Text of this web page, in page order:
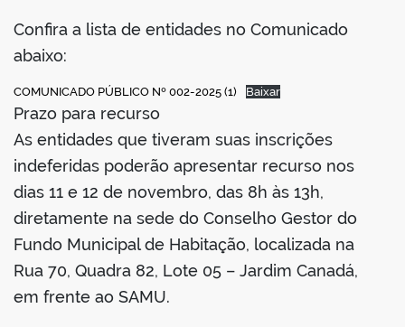
Confira a lista de entidades no Comunicado
abaixo:
COMUNICADO PÚBLICO Nº 002-2025 (1) Baixar
Prazo para recurso
As entidades que tiveram suas inscrições
indeferidas poderão apresentar recurso nos
dias 11 e 12 de novembro, das 8h às 13h,
diretamente na sede do Conselho Gestor do
Fundo Municipal de Habitação, localizada na
Rua 70, Quadra 82, Lote 05 – Jardim Canadá,
em frente ao SAMU.